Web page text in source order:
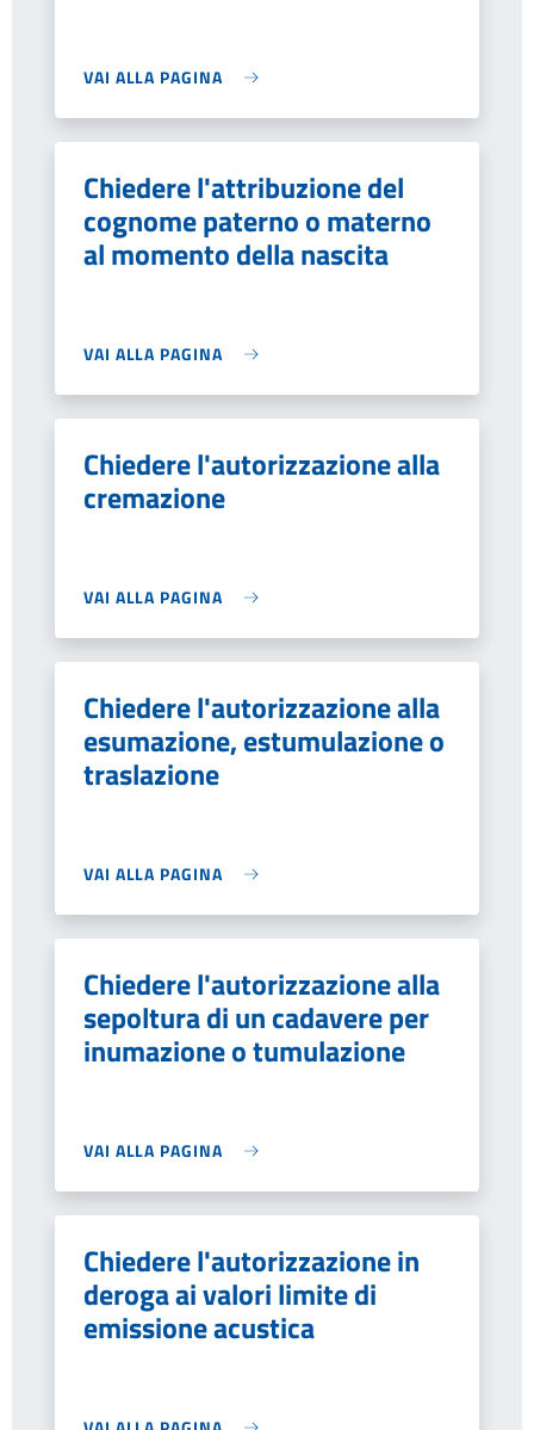
VAI ALLA PAGINA
Chiedere l'attribuzione del
cognome paterno o materno
al momento della nascita
VAI ALLA PAGINA
Chiedere l'autorizzazione alla
cremazione
VAI ALLA PAGINA
Chiedere l'autorizzazione alla
esumazione, estumulazione o
traslazione
VAI ALLA PAGINA
Chiedere l'autorizzazione alla
sepoltura di un cadavere per
inumazione o tumulazione
VAI ALLA PAGINA
Chiedere l'autorizzazione in
deroga ai valori limite di
emissione acustica